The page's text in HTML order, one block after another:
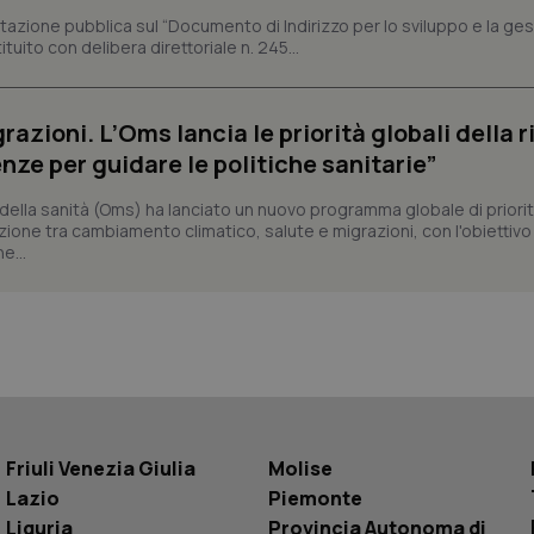
pubblica sul “Documento di Indirizzo per lo sviluppo e la
con delibera direttoriale n. 245...
L’Oms lancia le priorità globali della
per guidare le politiche sanitarie”
sanità (Oms) ha lanciato un nuovo programma globale di
tra cambiamento climatico, salute e migrazioni, con l'obiettivo
Friuli Venezia Giulia
Lazio
Liguria
Molise
Piemonte
Provincia Autonoma di
Youtube.
.youtube.com
5 mesi 4
Questo cookie è impostato da Youtube
nei siti; può anche determinare se il
Youtube.
Google LLC
.youtube.com
Sessione
Questo cookie è impostato da YouTube
delle visualizzazioni dei video incorporati.
.youtube.com
5 mesi 4
settimane
Questo cookie è impostato da YouTube
dell'autenticazione e della
utente